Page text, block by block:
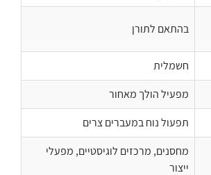
בהתאם לתורן
חשמלית
מפעיל הולך מאחור
תפעול נוח במעברים צרים
מחסנים, מרכזים לוגיסטיים, מפעלי
ייצור